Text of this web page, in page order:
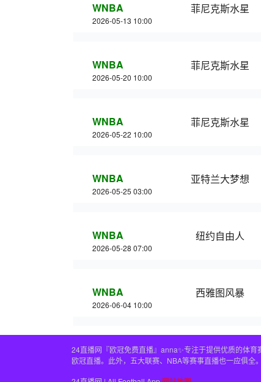
WNBA
2026-05-13 10:00
菲尼克斯水星
WNBA
2026-05-20 10:00
菲尼克斯水星
WNBA
2026-05-22 10:00
菲尼克斯水星
WNBA
2026-05-25 03:00
亚特兰大梦想
WNBA
2026-05-28 07:00
纽约自由人
WNBA
2026-06-04 10:00
西雅图风暴
24直播网『欧冠免费直播』anna✨专注于提供优质的体
欧冠直播。此外，五大联赛、NBA等赛事直播也一应俱全